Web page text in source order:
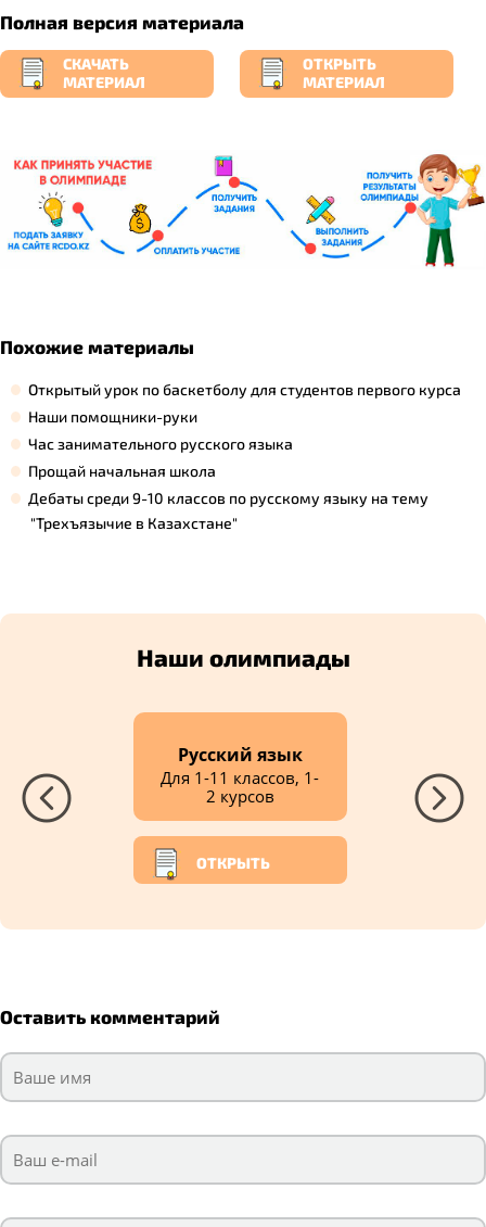
Полная версия материала
СКАЧАТЬ
МАТЕРИАЛ
ОТКРЫТЬ
МАТЕРИАЛ
Похожие материалы
Открытый урок по баскетболу для студентов первого курса
Наши помощники-руки
Час занимательного русского языка
Прощай начальная школа
Дебаты среди 9-10 классов по русскому языку на тему
"Трехъязычие в Казахстане"
Наши олимпиады
Русский язык
Для 1-11 классов, 1-
2 курсов
ОТКРЫТЬ
Оставить комментарий